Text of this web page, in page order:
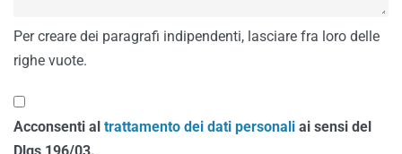
Per creare dei paragrafi indipendenti, lasciare fra loro delle
righe vuote.
Acconsenti al trattamento dei dati personali ai sensi del